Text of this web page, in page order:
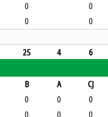
0 0
0 0
25 4 6
B A CJ
0 0 0
0 0 0